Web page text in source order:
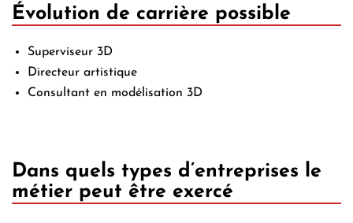
Évolution de carrière possible
Superviseur 3D
Directeur artistique
Consultant en modélisation 3D
Dans quels types d’entreprises le
métier peut être exercé